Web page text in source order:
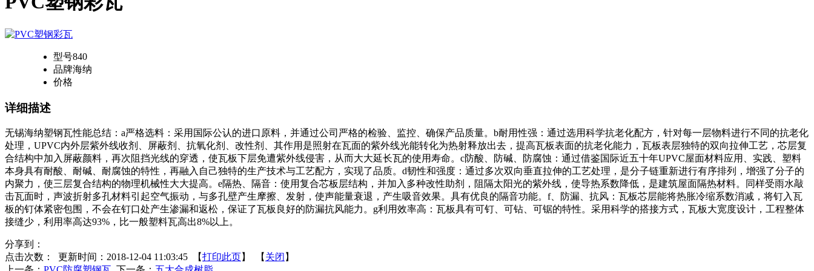
型号840
品牌海纳
价格
详细描述
无锡海纳塑钢瓦性能总结：a严格选料：采用国际公认的进口原料，并通过公司严格的检验、监控、确保产品质量。b耐用性强：通过选用科学抗老化配方，针对每一层物料进行不同的抗老化
处理，UPVC内外层紫外线收剂、屏蔽剂、抗氧化剂、改性剂、其作用是照射在瓦面的紫外线光能转化为热射释放出去，提高瓦板表面的抗老化能力，瓦板表层独特的双向拉伸工艺，芯层复
合结构中加入屏蔽颜料，再次阻挡光线的穿透，使瓦板下层免遭紫外线侵害，从而大大延长瓦的使用寿命。c防酸、防碱、防腐蚀：通过借鉴国际近五十年UPVC屋面材料应用、实践、塑料
本身具有耐酸、耐碱、耐腐蚀的特性，再融入自己独特的生产技术与工艺配方，实现了品质。d韧性和强度：通过多次双向垂直拉伸的工艺处理，是分子链重新进行有序排列，增强了分子的
内聚力，使三层复合结构的物理机械性大大提高。e隔热、隔音：使用复合芯板层结构，并加入多种改性助剂，阻隔太阳光的紫外线，使导热系数降低，是建筑屋面隔热材料。同样受雨水敲
击瓦面时，声波折射多孔材料引起空气振动，与多孔壁产生摩擦、发射，使声能量衰退，产生吸音效果。具有优良的隔音功能。f、防漏、抗风：瓦板芯层能将热胀冷缩系数消减，将钉入瓦
板的钉体紧密包围，不会在钉口处产生渗漏和返松，保证了瓦板良好的防漏抗风能力。g利用效率高：瓦板具有可钉、可钻、可锯的特性。采用科学的搭接方式，瓦板大宽度设计，工程整体
接缝少，利用率高达93%，比一般塑料瓦高出8%以上。
分享到：
点击次数：
更新时间：2018-12-04 11:03:45 【打印此页 】 【 关闭 】